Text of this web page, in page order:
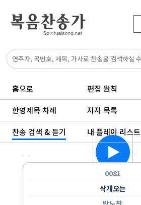
홈으로 편집 원칙
한영제목 차례 저자 목록
찬송 검색 & 듣기 내 플레이 리스트
순서대로 한 번 듣기
순서대로 반복 듣기
랜덤으로 듣기
한 곡만 반복 듣기
0081
삭개오는